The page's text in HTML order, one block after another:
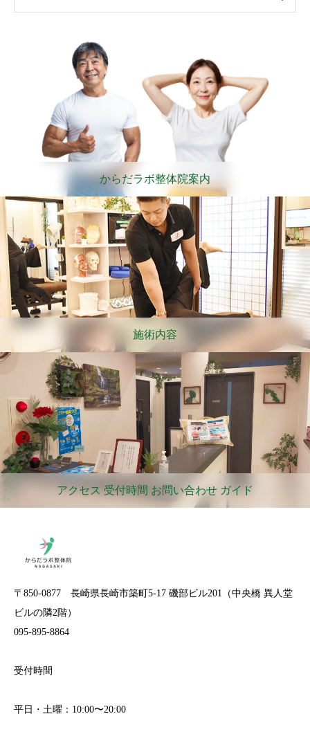
からだラボ整体院案内
施術内容
アクセス 受付時間 お問い合わせ ガイド
〒850-0877 長崎県長崎市築町5-17 磯部ビル201（中央橋 異人堂
ビルの隣2階）
095-895-8864
受付時間
平日・土曜：10:00〜20:00